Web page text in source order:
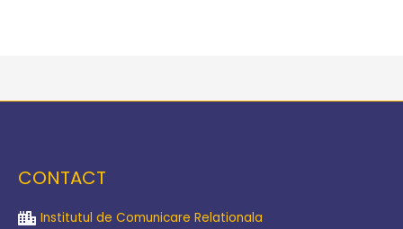
CONTACT
Institutul de Comunicare Relationala